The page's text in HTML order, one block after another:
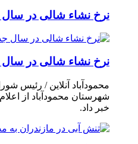
نرخ نشاء شالی در سال
نرخ نشاء شالی در سال
محمودآباد آنلاین / رئیس
خبر داد.